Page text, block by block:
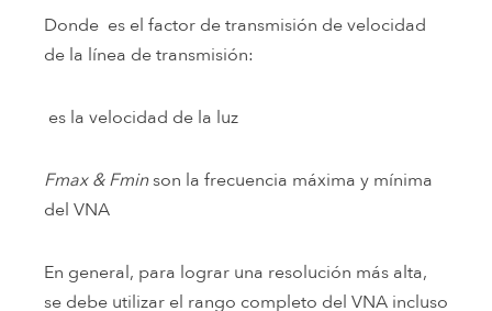
Donde es el factor de transmisión de velocidad
de la línea de transmisión:
es la velocidad de la luz
Fmax & Fminson la frecuencia máxima y mínima
del VNA
En general, para lograr una resolución más alta,
se debe utilizar el rango completo del VNA incluso